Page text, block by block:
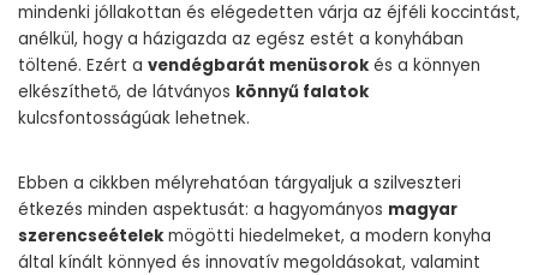
mindenki jóllakottan és elégedetten várja az éjféli koccintást,
anélkül, hogy a házigazda az egész estét a konyhában
töltené. Ezért a vendégbarát menüsorok és a könnyen
elkészíthető, de látványos könnyű falatok
kulcsfontosságúak lehetnek.
Ebben a cikkben mélyrehatóan tárgyaljuk a szilveszteri
étkezés minden aspektusát: a hagyományos magyar
szerencseételek mögötti hiedelmeket, a modern konyha
által kínált könnyed és innovatív megoldásokat, valamint